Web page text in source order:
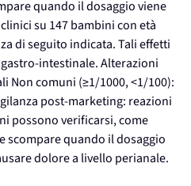
quando il dosaggio viene
su 147 bambini con età
di seguito indicata. Tali effetti
intestinale. Alterazioni
Non comuni (≥1/1000, <1/100):
post-marketing: reazioni
possono verificarsi, come
scompare quando il dosaggio
dolore a livello perianale.